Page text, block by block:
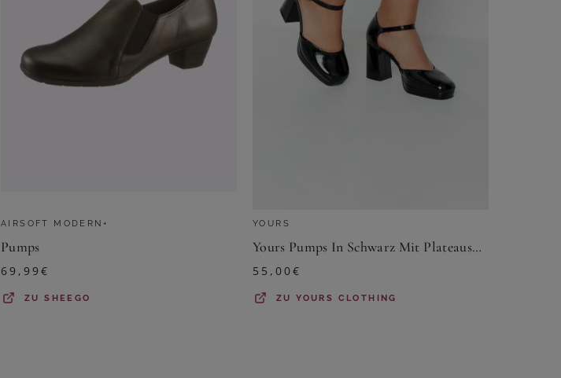
AIRSOFT MODERN+
Pumps
69,99€
ZUSHEEGO
YOURS
Yours Pumps In Schwarz Mit Plateausohle In Extra Weiter Eeepassformsize 40EEE
55,00€
ZUYOURS CLOTHING